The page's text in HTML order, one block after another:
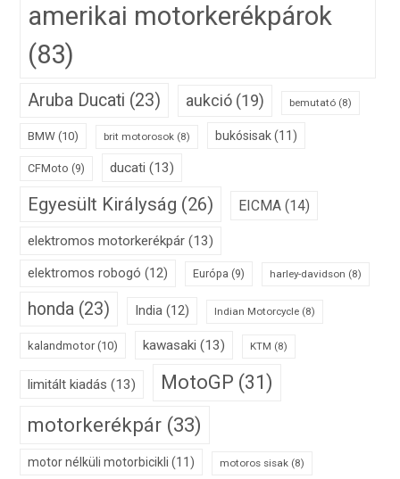
amerikai motorkerékpárok
(83)
Aruba Ducati (23) aukció (19) bemutató (8)
BMW (10) brit motorosok (8) bukósisak(11)
CFMoto (9) ducati (13)
Egyesült Királyság (26) EICMA (14)
elektromos motorkerékpár (13)
elektromos robogó (12) Európa (9) harley-davidson (8)
honda (23) India (12) Indian Motorcycle (8)
kalandmotor(10) kawasaki (13) KTM (8)
limitált kiadás (13) MotoGP (31)
motorkerékpár (33)
motor nélküli motorbicikli (11) motoros sisak (8)